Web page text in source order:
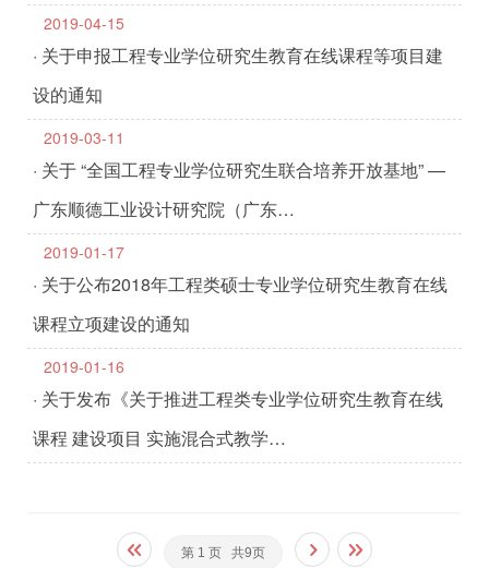
2019-04-15
· 关于申报工程专业学位研究生教育在线课程等项目建
设的通知
2019-03-11
· 关于 “全国工程专业学位研究生联合培养开放基地” —
广东顺德工业设计研究院（广东…
2019-01-17
· 关于公布2018年工程类硕士专业学位研究生教育在线
课程立项建设的通知
2019-01-16
· 关于发布《关于推进工程类专业学位研究生教育在线
课程 建设项目 实施混合式教学…
第 1 页 共9页